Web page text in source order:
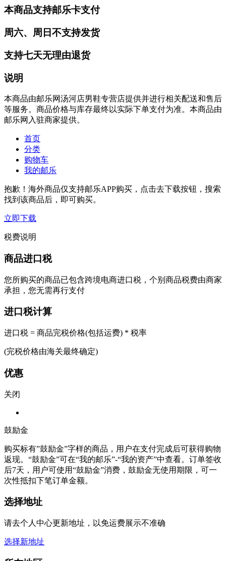
本商品支持邮乐卡支付
周六、周日不支持发货
支持七天无理由退货
说明
本商品由邮乐网汤河店男鞋专营店提供并进行相关配送和售后
等服务。商品价格与库存最终以实际下单支付为准。本商品由
邮乐网入驻商家提供。
首页
分类
购物车
我的邮乐
抱歉！海外商品仅支持邮乐APP购买，点击去下载按钮，搜索
找到该商品后，即可购买。
立即下载
税费说明
商品进口税
您所购买的商品已包含跨境电商进口税，个别商品税费由商家
承担，您无需再行支付
进口税计算
进口税 = 商品完税价格(包括运费) * 税率
(完税价格由海关最终确定)
优惠
关闭
鼓励金
购买标有”鼓励金”字样的商品，用户在支付完成后可获得购物
返现。“鼓励金”可在“我的邮乐”-“我的资产”中查看。订单签收
后7天，用户可使用“鼓励金”消费，鼓励金无使用期限，可一
次性抵扣下笔订单金额。
选择地址
请去个人中心更新地址，以免运费展示不准确
选择新地址